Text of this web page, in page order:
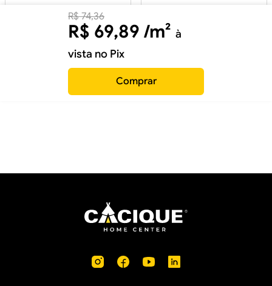
R$ 74,36
R$ 69,89 /m² à
vista no Pix
Comprar